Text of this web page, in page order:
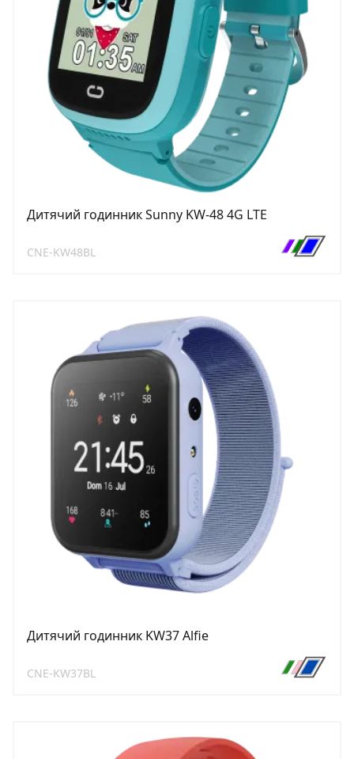
Дитячий годинник Sunny KW-48 4G LTE
CNE-KW48BL
Дитячий годинник KW37 Alfie
CNE-KW37BL